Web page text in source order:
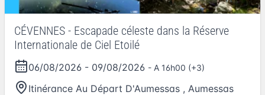
CÉVENNES - Escapade céleste dans la Réserve
Internationale de Ciel Etoilé
06/08/2026 - 09/08/2026 - A 16h00 (+3)
Itinérance Au Départ D'Aumessas , Aumessas